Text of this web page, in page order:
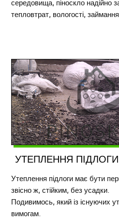
середовища, піноскло надійно
тепловтрат, вологості,
УТЕПЛЕННЯ ПІДЛОГИ
Утеплення підлоги має бути
звісно ж, стійким, без усадки.
Подивимось, який із існуючих
вимогам.